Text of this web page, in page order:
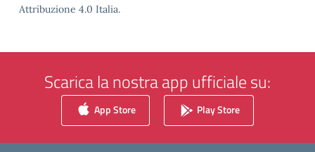
Attribuzione 4.0 Italia.
Scarica la nostra app ufficiale su:
App Store Play Store